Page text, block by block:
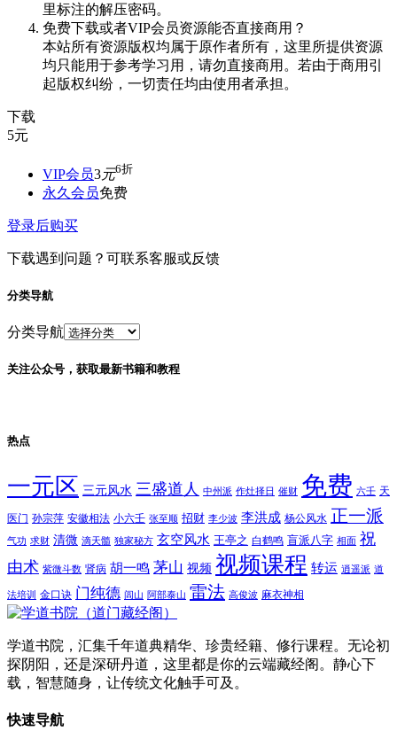
里标注的解压密码。
免费下载或者VIP会员资源能否直接商用？
本站所有资源版权均属于原作者所有，这里所提供资源
均只能用于参考学习用，请勿直接商用。若由于商用引
起版权纠纷，一切责任均由使用者承担。
下载
5元
VIP会员3元6折
永久会员免费
登录后购买
下载遇到问题？可联系客服或反馈
分类导航
分类导航
关注公众号，获取最新书籍和教程
热点
一元区 三元风水 三盛道人 中州派 作灶择日 催财 免费 六壬 天
医门 孙宗萍 安徽相法 小六壬 张至顺 招财 李少波 李洪成 杨公风水 正一派
气功 求财 清微 滴天髓 独家秘方 玄空风水 王亭之 白鹤鸣 盲派八字 相面 祝
由术 紫微斗数 肾病 胡一鸣 茅山 视频 视频课程 转运 逍遥派 道
法培训 金口诀 门纯德 闾山 阿部泰山 雷法 高俊波 麻衣神相
学道书院，汇集千年道典精华、珍贵经籍、修行课程。无论初
探阴阳，还是深研丹道，这里都是你的云端藏经阁。静心下
载，智慧随身，让传统文化触手可及。
快速导航